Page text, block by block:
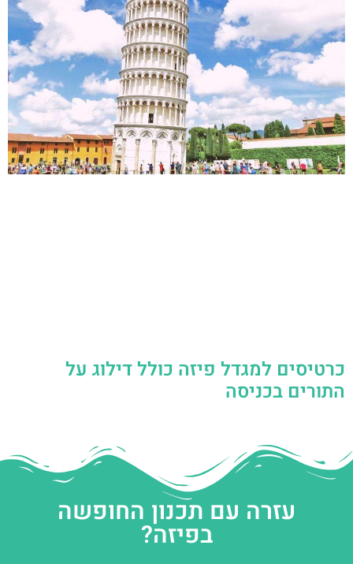
כרטיסים למגדל פיזה כולל דילוג על
התורים בכניסה
עזרה עם תכנון החופשה
בפיזה?